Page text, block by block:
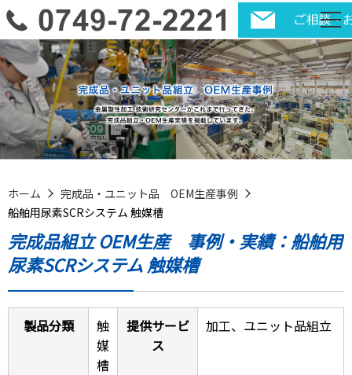
ホーム
完成品・ユニット品 OEM生産事例
船舶用尿素SCRシステム 触媒槽
完成品組立 OEM生産 事例・実績：船舶用
尿素SCRシステム 触媒槽
製品分類
触
媒
槽
提供サービ
ス
加工、ユニット品組立